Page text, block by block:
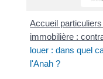
Accueil particuliers
immobilière :
louer : dans quel
l'Anah ?